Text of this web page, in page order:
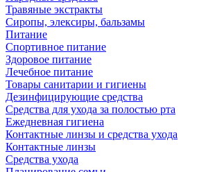
Травяные экстракты
Сиропы, элексиры, бальзамы
Питание
Спортивное питание
Здоровое питание
Лечебное питание
Товары санитарии и гигиены
Дезинфицирующие средства
Средства для ухода за полостью рта
Ежедневная гигиена
Контактные линзы и средства ухода
Контактные линзы
Средства ухода